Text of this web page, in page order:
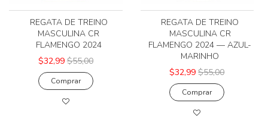
REGATA DE TREINO
MASCULINA CR
FLAMENGO 2024
$32,99 $55,00
Comprar
REGATA DE TREINO
MASCULINA CR
FLAMENGO 2024 — AZUL-
MARINHO
$32,99 $55,00
Comprar